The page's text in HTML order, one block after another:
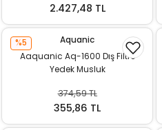
2.427,48 TL
%5
Aquanic
Aaquanic Aq-1600 Dış Filtre
Yedek Musluk
374,59 TL
355,86 TL